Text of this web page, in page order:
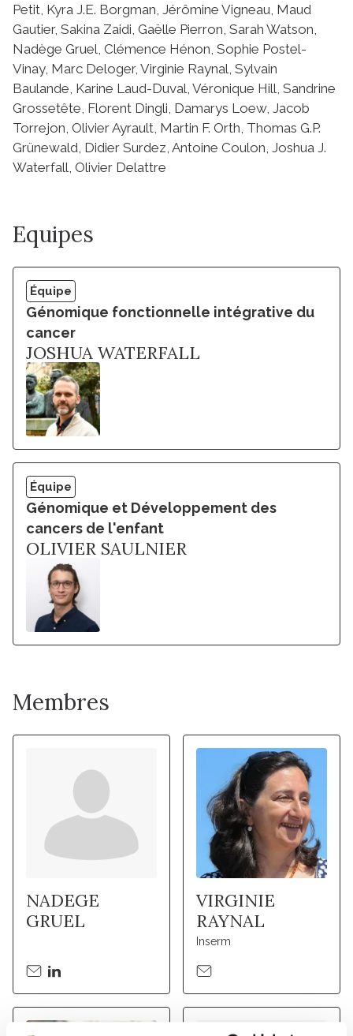
Petit, Kyra J.E. Borgman, Jérômine Vigneau, Maud
Gautier, Sakina Zaidi, Gaëlle Pierron, Sarah Watson,
Nadège Gruel, Clémence Hénon, Sophie Postel-
Vinay, Marc Deloger, Virginie Raynal, Sylvain
Baulande, Karine Laud-Duval, Véronique Hill, Sandrine
Grossetête, Florent Dingli, Damarys Loew, Jacob
Torrejon, Olivier Ayrault, Martin F. Orth, Thomas G.P.
Grünewald, Didier Surdez, Antoine Coulon, Joshua J.
Waterfall, Olivier Delattre
Equipes
Équipe
Génomique fonctionnelle intégrative du
cancer
JOSHUA WATERFALL
Équipe
Génomique et Développement des
cancers de l'enfant
OLIVIER SAULNIER
Membres
NADEGE
GRUEL
VIRGINIE
RAYNAL
Inserm